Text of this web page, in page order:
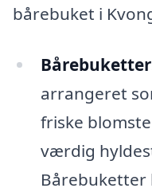
bårebuket i
arrangeret
friske
værdig